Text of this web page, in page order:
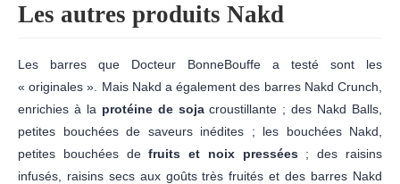
Les autres produits Nakd
Les barres que Docteur BonneBouffe a testé sont les
« originales ». Mais Nakd a également des barres Nakd Crunch,
enrichies à la protéine de sojacroustillante ; des Nakd Balls,
petites bouchées de saveurs inédites ; les bouchées Nakd,
petites bouchées defruits et noix pressées; des raisins
infusés, raisins secs aux goûts très fruités et des barres Nakd